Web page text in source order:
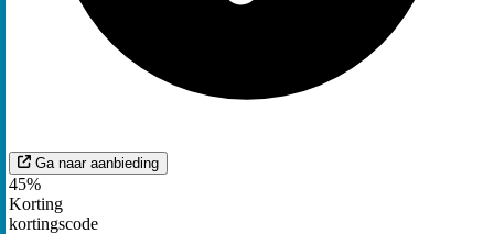
Ga naar aanbieding
45%
Korting
kortingscode